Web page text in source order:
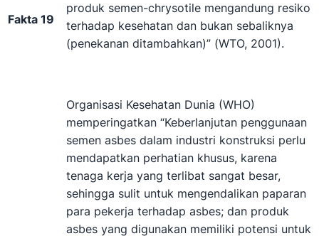
Fakta 19
produk semen-chrysotile mengandung resiko
terhadap kesehatan dan bukan sebaliknya
(penekanan ditambahkan)” (WTO, 2001).
Organisasi Kesehatan Dunia (WHO)
memperingatkan “Keberlanjutan penggunaan
semen asbes dalam industri konstruksi perlu
mendapatkan perhatian khusus, karena
tenaga kerja yang terlibat sangat besar,
sehingga sulit untuk mengendalikan paparan
para pekerja terhadap asbes; dan produk
asbes yang digunakan memiliki potensi untuk